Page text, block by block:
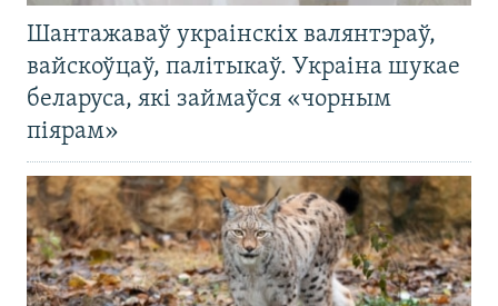
Шантажаваў украінскіх валянтэраў,
вайскоўцаў, палітыкаў. Украіна шукае
беларуса, які займаўся «чорным
піярам»